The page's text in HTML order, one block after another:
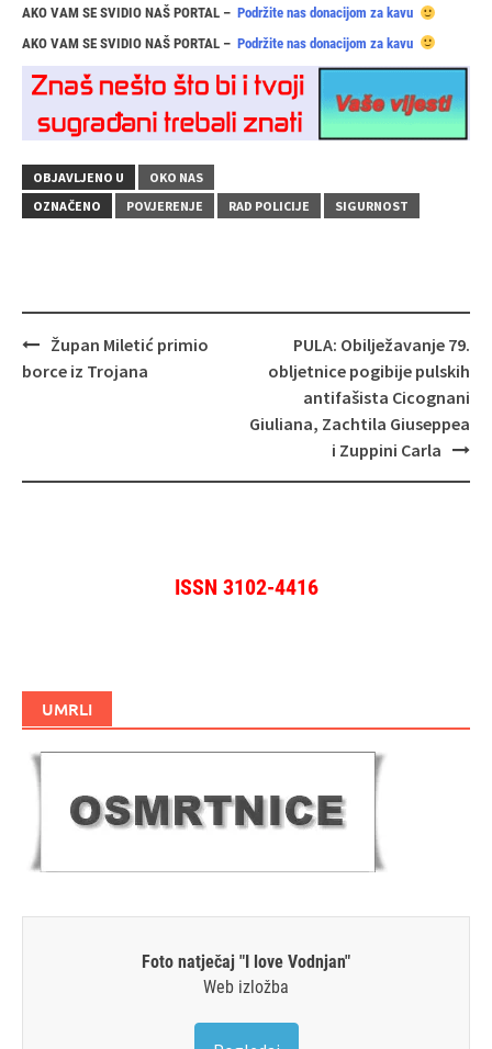
AKO VAM SE SVIDIO NAŠ PORTAL – Podržite nas donacijom za kavu
AKO VAM SE SVIDIO NAŠ PORTAL – Podržite nas donacijom za kavu
OBJAVLJENO U
OKO NAS
OZNAČENO
POVJERENJE RAD POLICIJE SIGURNOST
Navigacija
objava
Župan Miletić primio
borce iz Trojana
PULA: Obilježavanje 79.
obljetnice pogibije pulskih
antifašista Cicognani
Giuliana, Zachtila Giuseppea
i Zuppini Carla
ISSN 3102-4416
UMRLI
Foto natječaj "I love Vodnjan"
Web izložba